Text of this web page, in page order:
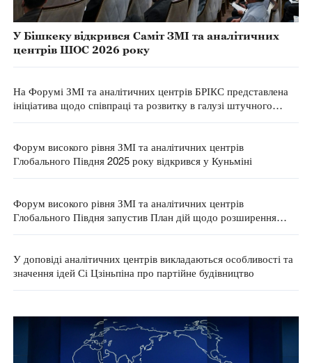
У Бішкеку відкрився Саміт ЗМІ та аналітичних
центрів ШОС 2026 року
На Форумі ЗМІ та аналітичних центрів БРІКС представлена
ініціатива щодо співпраці та розвитку в галузі штучного
Форум високого рівня ЗМІ та аналітичних центрів
Глобального Півдня 2025 року відкрився у Куньміні
Форум високого рівня ЗМІ та аналітичних центрів
Глобального Півдня запустив План дій щодо розширення
У доповіді аналітичних центрів викладаються особливості та